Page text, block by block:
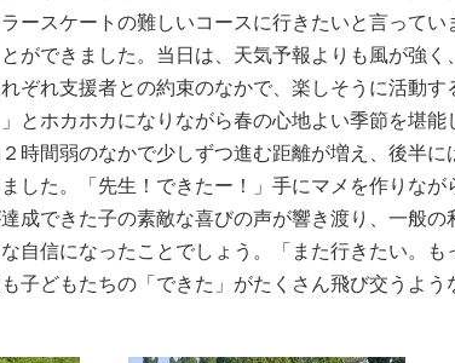
ースケートの難しいコースに行きたいと言って
ができました。当日は、天気予報よりも風が強く
ぞれ支援者との約束のなかで、楽しそうに活動
とホカホカになりながら春の心地よい季節を堪
時間弱のなかで少しずつ進む距離が増え、後半
した。「先生！できたー！」手にマメを作りな
成できた子の素敵な喜びの声が響き渡り、一般の
自信になったことでしょう。「また行きたい。
子どもたちの「できた」がたくさん飛び交うよう